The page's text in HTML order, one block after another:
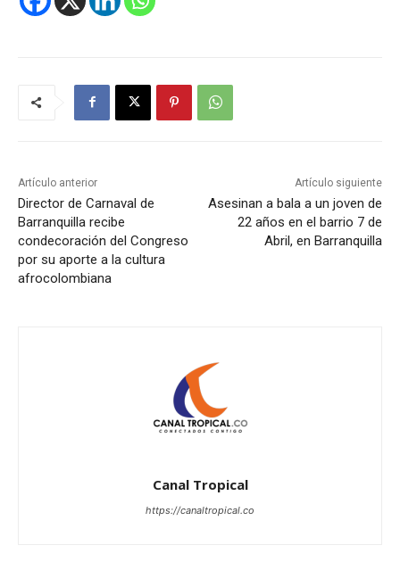
Artículo anterior
Director de Carnaval de
Barranquilla recibe
condecoración del Congreso
por su aporte a la cultura
afrocolombiana
Artículo siguiente
Asesinan a bala a un joven de
22 años en el barrio 7 de
Abril, en Barranquilla
Canal Tropical
https://canaltropical.co